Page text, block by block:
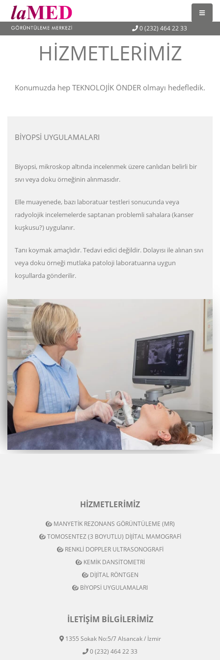
0 (232) 464 22 33
HIZMETLERIMIZ
Konumuzda hep TEKNOLOJİK ÖNDER olmayı hedefledik.
BİYOPSİ UYGULAMALARI
Biyopsi, mikroskop altında incelenmek üzere canlıdan belirli bir
sıvı veya doku örneğinin alınmasıdır.
Elle muayenede, bazı laboratuar testleri sonucunda veya
radyolojik incelemelerde saptanan problemli sahalara (kanser
kuşkusu?) uygulanır.
Tanı koymak amaçlıdır. Tedavi edici değildir. Dolayısı ile alınan sıvı
veya doku örneği mutlaka patoloji laboratuarına uygun
koşullarda gönderilir.
HIZMETLERIMIZ
MANYETİK REZONANS GÖRÜNTÜLEME (MR)
TOMOSENTEZ (3 BOYUTLU) DİJİTAL MAMOGRAFİ
RENKLİ DOPPLER ULTRASONOGRAFİ
KEMİK DANSİTOMETRİ
DİJİTAL RÖNTGEN
BİYOPSİ UYGULAMALARI
İLETIŞIM BILGILERIMIZ
1355 Sokak No:5/7 Alsancak / İzmir
0 (232) 464 22 33